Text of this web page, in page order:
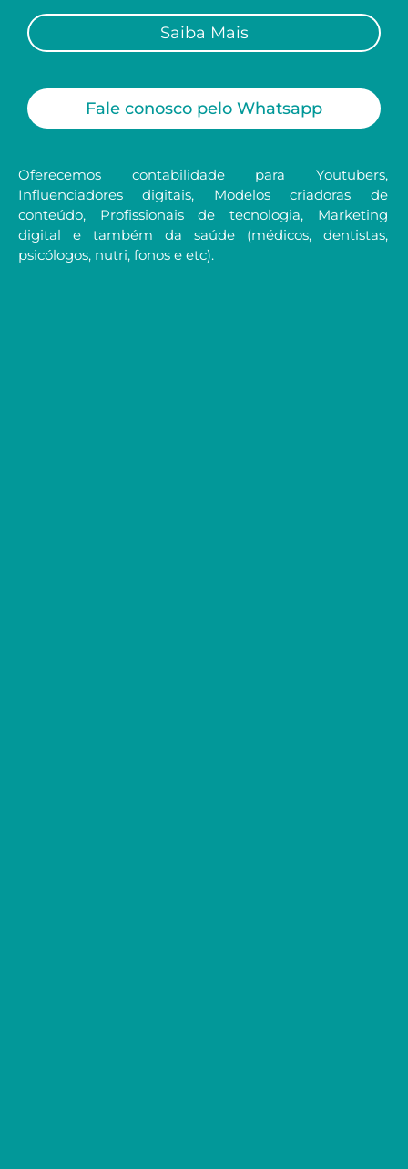
Saiba Mais
Fale conosco pelo Whatsapp
Oferecemos contabilidade para Youtubers,
Influenciadores digitais, Modelos criadoras de
conteúdo, Profissionais de tecnologia, Marketing
digital e também da saúde (médicos, dentistas,
psicólogos, nutri, fonos e etc).